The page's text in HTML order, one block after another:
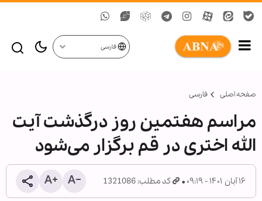
فارسی
صفحه اصلی فارسی
مراسم هفتمین روز درگذشت آیت
الله اختری در قم برگزار می‌شود
۱۶ آبان ۱۴۰۱ - ۰۹:۱۹ کد مطلب: 1321086